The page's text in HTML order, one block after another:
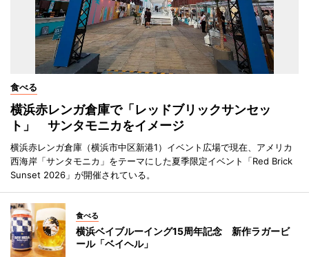
食べる
横浜赤レンガ倉庫で「レッドブリックサンセッ
ト」 サンタモニカをイメージ
横浜赤レンガ倉庫（横浜市中区新港1）イベント広場で現在、アメリカ
西海岸「サンタモニカ」をテーマにした夏季限定イベント「Red Brick
Sunset 2026」が開催されている。
食べる
横浜ベイブルーイング15周年記念 新作ラガービ
ール「ベイヘル」